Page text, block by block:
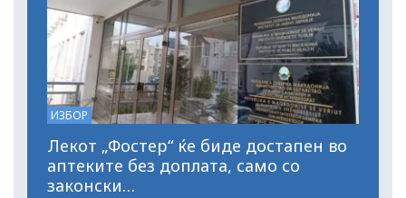
ИЗБОР
Лекот „Фостер“ ќе биде достапен во
аптеките без доплата, само со
законски…